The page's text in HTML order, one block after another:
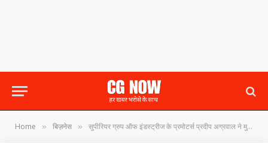
Home » बिज़नेस » सुपीरियर ग्रुप ऑफ इंडस्ट्रीज के प्रमोटर्स प्रदीप अग्रवाल ने मुख्यमंत्री विष्णु देव साय से की शिष्टाचार भेंट